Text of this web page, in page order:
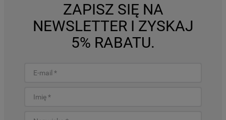
ZAPISZ SIĘ NA
NEWSLETTER I ZYSKAJ
5% RABATU.